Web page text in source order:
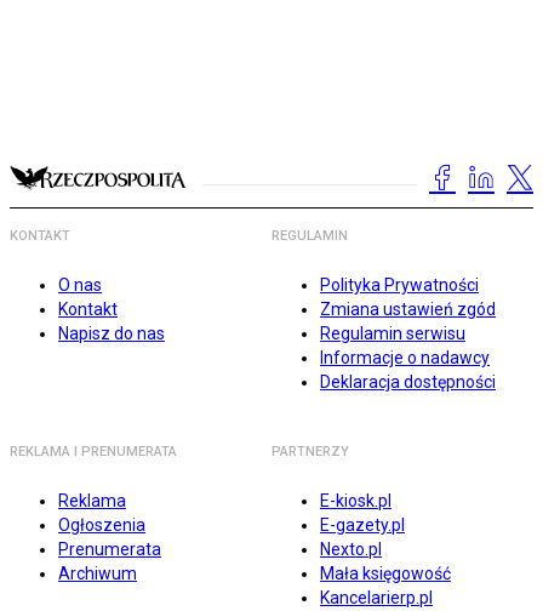
KONTAKT
O nas
Kontakt
Napisz do nas
REGULAMIN
Polityka Prywatności
Zmiana ustawień zgód
Regulamin serwisu
Informacje o nadawcy
Deklaracja dostępności
REKLAMA I PRENUMERATA
Reklama
Ogłoszenia
Prenumerata
Archiwum
PARTNERZY
E-kiosk.pl
E-gazety.pl
Nexto.pl
Mała księgowość
Kancelarierp.pl